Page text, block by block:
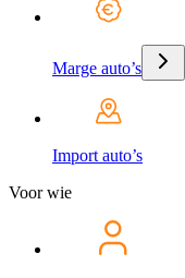
Marge auto’s
Import auto’s
Voor wie